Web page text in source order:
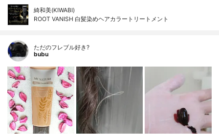
綺和美(KIWABI)
ROOT VANISH 白髪染めヘアカラートリートメント
ただのフレブル好き?
bubu